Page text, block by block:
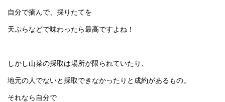
自分で摘んで、採りたてを
天ぷらなどで味わったら最高ですよね！
しかし山菜の採取は場所が限られていたり、
地元の人でないと採取できなかったりと成約があるもの。
それなら自分で